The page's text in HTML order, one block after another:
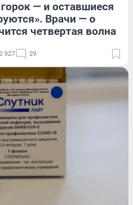
— и оставшиеся
Врачи — о
четвертая волна
927 29